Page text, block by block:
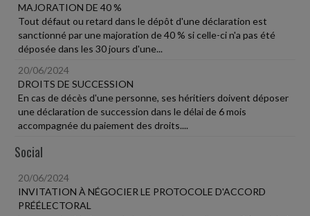
MAJORATION DE 40 %
Tout défaut ou retard dans le dépôt d'une déclaration est
sanctionné par une majoration de 40 % si celle-ci n'a pas été
déposée dans les 30 jours d'une...
20/06/2024
DROITS DE SUCCESSION
En cas de décès d'une personne, ses héritiers doivent déposer
une déclaration de succession dans le délai de 6 mois
accompagnée du paiement des droits....
Social
20/06/2024
INVITATION À NÉGOCIER LE PROTOCOLE D'ACCORD
PRÉÉLECTORAL